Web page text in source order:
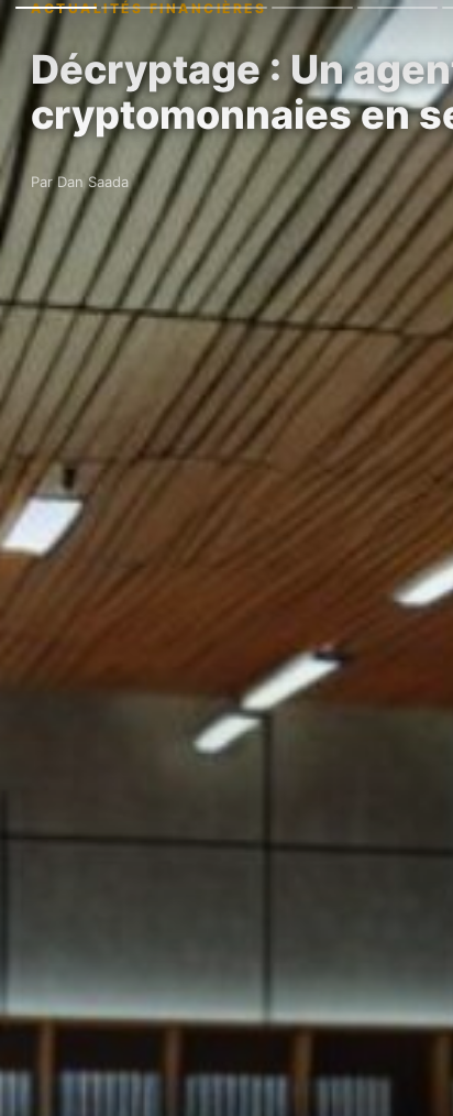
ACTUALITÉS FINANCIÈRES
Décryptage : Un
cryptomonnaies en
Par Dan Saada